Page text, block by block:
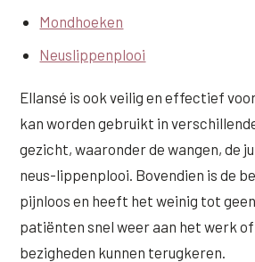
Mondhoeken
Neuslippenplooi
Ellansé is ook veilig en effectief
kan worden gebruikt in
gezicht, waaronder de wangen, de
neus-lippenplooi. Bovendien is de
pijnloos en heeft het weinig tot
patiënten snel weer aan het werk
bezigheden kunnen terugkeren.